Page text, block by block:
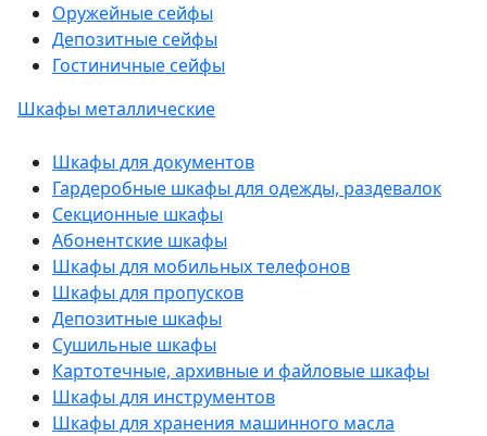
Оружейные сейфы
Депозитные сейфы
Гостиничные сейфы
Шкафы металлические
Шкафы для документов
Гардеробные шкафы для одежды, раздевалок
Секционные шкафы
Абонентские шкафы
Шкафы для мобильных телефонов
Шкафы для пропусков
Депозитные шкафы
Сушильные шкафы
Картотечные, архивные и файловые шкафы
Шкафы для инструментов
Шкафы для хранения машинного масла